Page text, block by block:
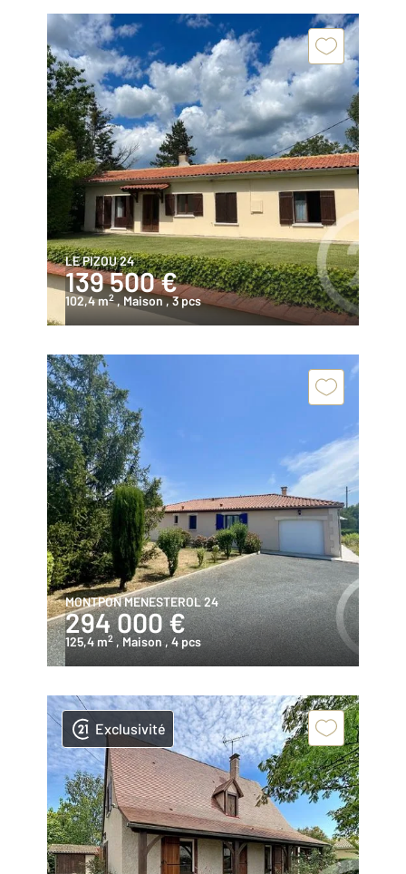
LE PIZOU 24
139 500 €
102,4 m2 , Maison, 3 pcs
MONTPON MENESTEROL 24
294 000 €
125,4 m2 , Maison, 4 pcs
Exclusivité